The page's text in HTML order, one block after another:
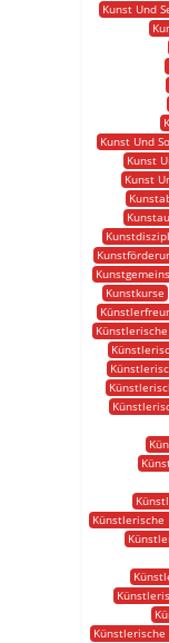
Kunst Und
Kunst Und
Kunst
Kunst
Kunstkurse
Künstlerische